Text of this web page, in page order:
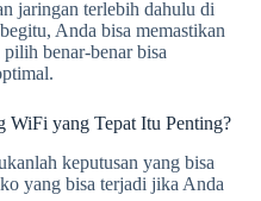
jaringan terlebih dahulu di
Anda bisa memastikan
benar-benar bisa
WiFi yang Tepat Itu Penting?
keputusan yang bisa
yang bisa terjadi jika Anda